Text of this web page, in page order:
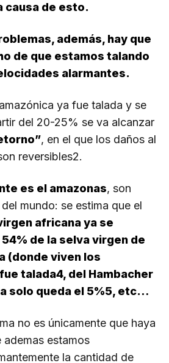
causa de esto.
además, hay que
de que estamos talando
alarmantes.
ya fue talada y se
del 20-25% se va alcanzar
, en el que los daños al
reversibles2.
es el amazonas, son
mundo: se estima que el
africana ya se
de la selva virgen de
(donde viven los
talada4, del Hambacher
solo queda el 5%5, etc…
no es únicamente que haya
ademas estamos
la cantidad de